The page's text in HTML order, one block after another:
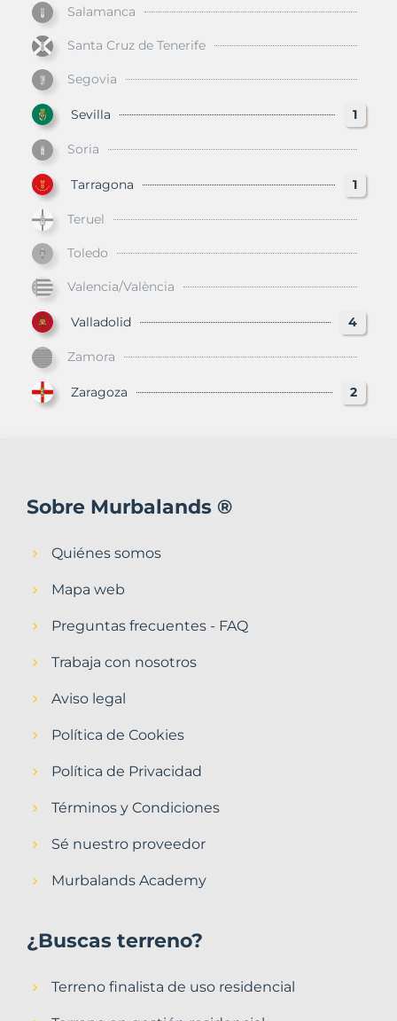
Salamanca
Santa Cruz de Tenerife
Segovia
Sevilla 1
Soria
Tarragona 1
Teruel
Toledo
Valencia/València
Valladolid 4
Zamora
Zaragoza 2
Sobre Murbalands ®
Quiénes somos
Mapa web
Preguntas frecuentes - FAQ
Trabaja con nosotros
Aviso legal
Política de Cookies
Política de Privacidad
Términos y Condiciones
Sé nuestro proveedor
Murbalands Academy
¿Buscas terreno?
Terreno finalista de uso residencial